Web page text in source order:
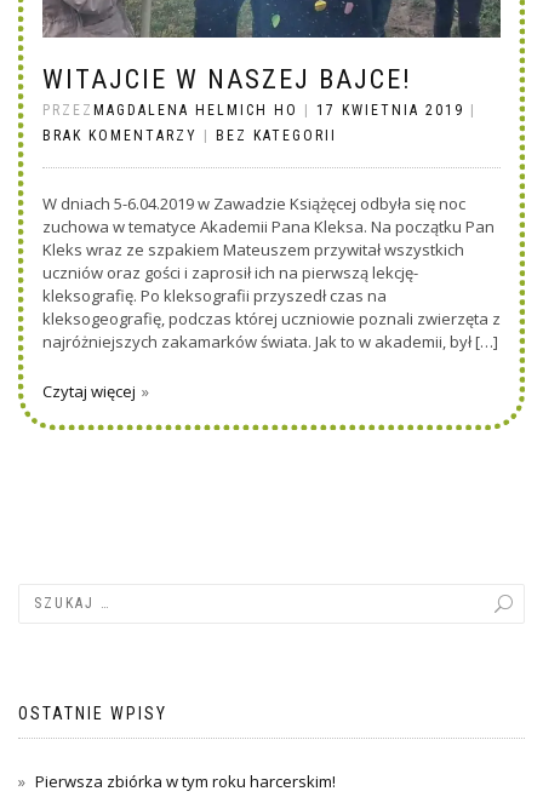
WITAJCIE W NASZEJ BAJCE!
PRZEZ MAGDALENA HELMICH HO 17 KWIETNIA 2019
BRAK KOMENTARZY
BEZ KATEGORII
W dniach 5-6.04.2019 w Zawadzie Książęcej odbyła się noc
zuchowa w tematyce Akademii Pana Kleksa. Na początku Pan
Kleks wraz ze szpakiem Mateuszem przywitał wszystkich
uczniów oraz gości i zaprosił ich na pierwszą lekcję-
kleksografię. Po kleksografii przyszedł czas na
kleksogeografię, podczas której uczniowie poznali zwierzęta z
najróżniejszych zakamarków świata. Jak to w akademii, był […]
Czytaj więcej
OSTATNIE WPISY
Pierwsza zbiórka w tym roku harcerskim!